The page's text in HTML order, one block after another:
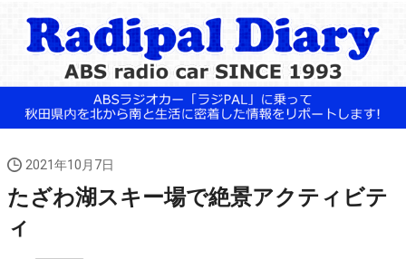
2021年10月7日
たざわ湖スキー場で絶景アクティビテ
ィ